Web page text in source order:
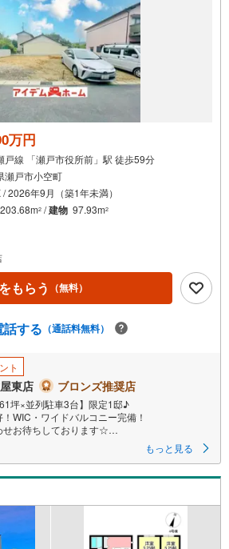
万円
戸線 「瀬戸市役所前」駅 徒歩59分
瀬戸市小空町
2026年9月（築1年未満）
203.68m2 /建物 97.93m2
もらう （無料）
話する （通話料無料）
ト
東店 ブロンズ推奨店
坪×並列駐車3台】限定1邸♪
WIC・ワイドバルコニー完備！
せお待ちしております☆
歓迎♪
、建設住宅性能評価書
面積61坪、ワイドバルコニー
もっと見る